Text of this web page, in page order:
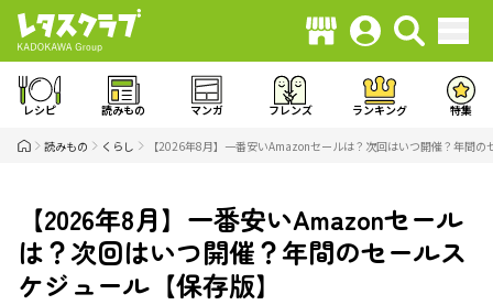
レシピ 読みもの マンガ フレンズ ランキング 特集
読みもの くらし 【2026年8月】一番安いAmazonセールは？次回はいつ開催？年間の
【2026年8月】一番安いAmazonセール
は？次回はいつ開催？年間のセールス
ケジュール【保存版】